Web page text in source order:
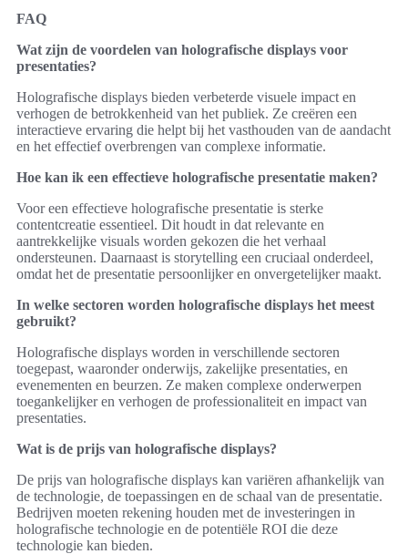
FAQ
Wat zijn de voordelen van holografische displays voor
presentaties?
Holografische displays bieden verbeterde visuele impact en
verhogen de betrokkenheid van het publiek. Ze creëren een
interactieve ervaring die helpt bij het vasthouden van de aandacht
en het effectief overbrengen van complexe informatie.
Hoe kan ik een effectieve holografische presentatie maken?
Voor een effectieve holografische presentatie is sterke
contentcreatie essentieel. Dit houdt in dat relevante en
aantrekkelijke visuals worden gekozen die het verhaal
ondersteunen. Daarnaast is storytelling een cruciaal onderdeel,
omdat het de presentatie persoonlijker en onvergetelijker maakt.
In welke sectoren worden holografische displays het meest
gebruikt?
Holografische displays worden in verschillende sectoren
toegepast, waaronder onderwijs, zakelijke presentaties, en
evenementen en beurzen. Ze maken complexe onderwerpen
toegankelijker en verhogen de professionaliteit en impact van
presentaties.
Wat is de prijs van holografische displays?
De prijs van holografische displays kan variëren afhankelijk van
de technologie, de toepassingen en de schaal van de presentatie.
Bedrijven moeten rekening houden met de investeringen in
holografische technologie en de potentiële ROI die deze
technologie kan bieden.